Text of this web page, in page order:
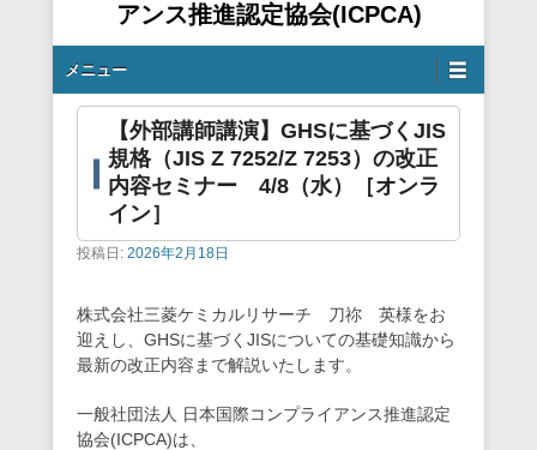
アンス推進認定協会(ICPCA)
サブメニュー
メニュー
【外部講師講演】GHSに基づくJIS
規格（JIS Z 7252/Z 7253）の改正
内容セミナー 4/8（水）［オンラ
イン］
投稿日: 2026年2月18日
株式会社三菱ケミカルリサーチ 刀祢 英様をお
迎えし、GHSに基づくJISについての基礎知識から
最新の改正内容まで解説いたします。
一般社団法人 日本国際コンプライアンス推進認定
協会(ICPCA)は、